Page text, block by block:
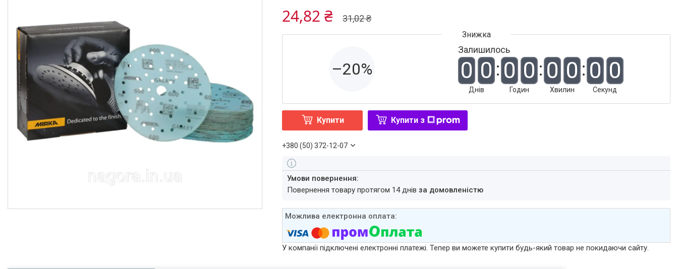
31,02 ₴
24,82 ₴
–20%
Залишилось
0 0
Днів
0 0
Годин
0 0
Хвилин
0 0
Секунд
Купити Купити з
+380 (50) 372-12-07
повернення товару протягом 14 днівза домовленістю
У компанії підключені електронні платежі. Тепер ви можете купити будь-який товар не покидаючи сайту.